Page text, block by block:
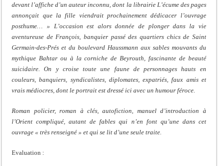
devant l’affiche d’un auteur inconnu, dont la librairie L’écume des pages
annonçait que la fille viendrait prochainement dédicacer l’ouvrage
posthume… » L’occasion est alors donnée de plonger dans la vie
aventureuse de François, banquier passé des quartiers chics de Saint
Germain-des-Prés et du boulevard Haussmann aux sables mouvants du
mythique Bahtar ou à la corniche de Beyrouth, fascinante de beauté
suicidaire. On y croise toute une faune de personnages hauts en
couleurs, banquiers, syndicalistes, diplomates, expatriés, faux amis et
vrais médiocres, dont le portrait est dressé ici avec un humour féroce.
Roman policier, roman à clés, autofiction, manuel d’introduction à
l’Orient compliqué, autant de fables qui n’en font qu’une dans cet
ouvrage « très renseigné » et qui se lit d’une seule traite.
Evaluation :